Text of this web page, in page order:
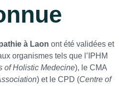
à Laon ont été validées et
organismes tels que l’IPHM
of Holistic Medecine), le CMA
) et le CPD (Centre of